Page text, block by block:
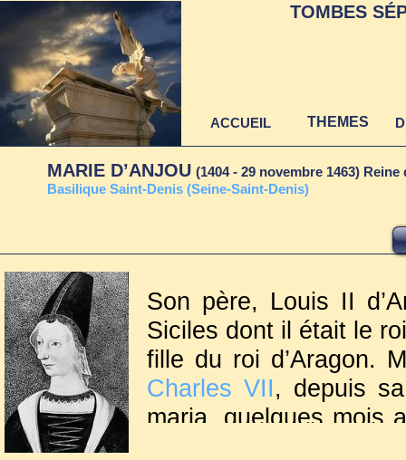
Son père, Louis II
Siciles dont il était le
fille du roi d’Aragon.
Charles VII, depuis
maria, quelques mois
MARIE D’ANJOU (1404 - 29 novembre 1463)
Basilique Saint-Denis (Seine-Saint-Denis)
TOMBES
ACCUEIL THEMES